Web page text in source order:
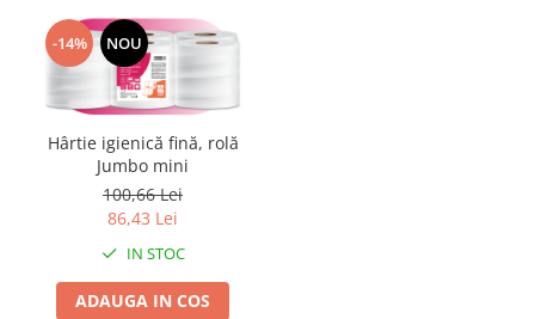
Organizare & Arhivare
Bibliorafturi
Clipboarduri
Container arhivare
Cutii arhivare
Dosare din carton
Dosare din plastic
-14% NOU
Hârtie igienică fină, rolă
Jumbo mini
100,66 Lei
86,43 Lei
IN STOC
ADAUGA IN COS